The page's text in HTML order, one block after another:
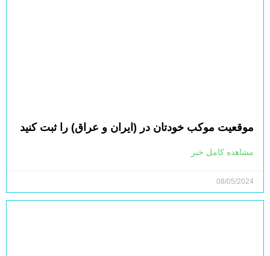
موقعیت موکب خودتان در (ایران و عراق) را ثبت کنید
مشاهده کامل خبر
08/05/2024